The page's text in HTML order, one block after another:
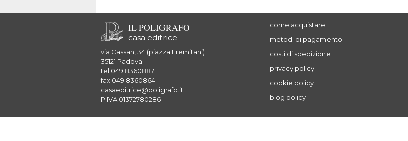
IL POLIGRAFO
casa editrice
via Cassan, 34 (piazza Eremitani)
35121 Padova
tel 049 8360887
fax 049 8360864
casaeditrice@poligrafo.it
P.IVA 01372780286
come acquistare
metodi di pagamento
costi di spedizione
privacy policy
cookie policy
blog policy